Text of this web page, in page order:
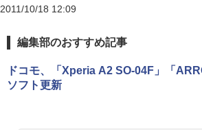
2011/10/18 12:09
編集部のおすすめ記事
ドコモ、「Xperia A2 SO-04F」「
ソフト更新